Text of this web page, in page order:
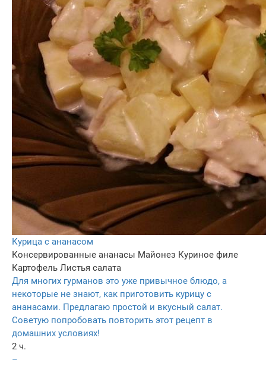
Курица с ананасом
Консервированные ананасы Майонез Куриное филе
Картофель Листья салата
Для многих гурманов это уже привычное блюдо, а
некоторые не знают, как приготовить курицу с
ананасами. Предлагаю простой и вкусный салат.
Советую попробовать повторить этот рецепт в
домашних условиях!
2 ч.
–